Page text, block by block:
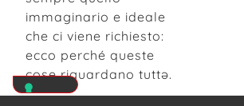
immaginario e ideale
che ci viene richiesto:
ecco perché queste
cose riguardano tuttə.